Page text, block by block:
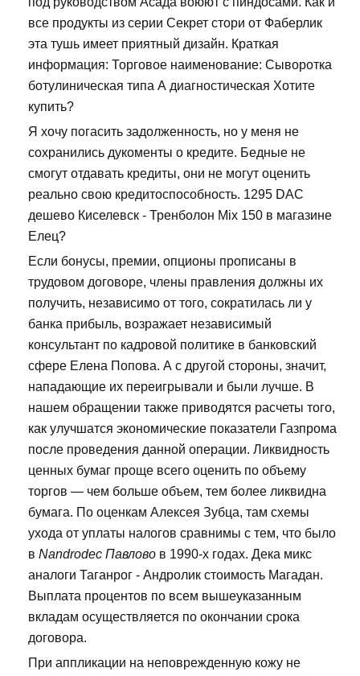
все продукты из серии Секрет стори от Фаберлик
эта тушь имеет приятный дизайн. Краткая
информация: Торговое наименование: Сыворотка
ботулиническая типа А диагностическая Хотите
купить?
Я хочу погасить задолженность, но у меня не
сохранились дукоменты о кредите. Бедные не
смогут отдавать кредиты, они не могут оценить
реально свою кредитоспособность. 1295 DAC
дешево Киселевск - Тренболон Mix 150 в магазине
Елец?
Если бонусы, премии, опционы прописаны в
трудовом договоре, члены правления должны их
получить, независимо от того, сократилась ли у
банка прибыль, возражает независимый
консультант по кадровой политике в банковский
сфере Елена Попова. А с другой стороны, значит,
нападающие их переигрывали и были лучше. В
нашем обращении также приводятся расчеты того,
как улучшатся экономические показатели Газпрома
после проведения данной операции. Ликвидность
ценных бумаг проще всего оценить по объему
торгов — чем больше объем, тем более ликвидна
бумага. По оценкам Алексея Зубца, там схемы
ухода от уплаты налогов сравнимы с тем, что было
в Nandrodec Павлово в 1990-х годах. Дека микс
аналоги Таганрог - Андролик стоимость Магадан.
Выплата процентов по всем вышеуказанным
вкладам осуществляется по окончании срока
договора.
При аппликации на неповрежденную кожу не